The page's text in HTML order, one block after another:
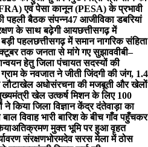
एवं पेसा कानून (PESA) के प्रभावी
पहली बैठक संपन्न47 आजीविका डबरियां
के साथ बढ़ेगी आयछत्तीसगढ़ में
बड़ी पहलछत्तीसगढ़ में समान नागरिक संहिता
तक जनता से मांगे गए सुझाववीबी–
हेतु जिला पंचायत सदस्यों की
के नवजात ने जीती जिंदगी की जंग, 1.4
खेल अधोसंरचना की मजबूती और खेलों
खेल उत्कर्ष मिशन के लिए 100
ने किया जिला विज्ञान केंद्र दंतेवाड़ा का
विवाह भारी बारिश के बीच गाँव पहुँचकर
अतिक्रमण मुक्त भूमि पर हुआ वृहत
संरक्षणभोरमदेव सरस मेला में ठोस